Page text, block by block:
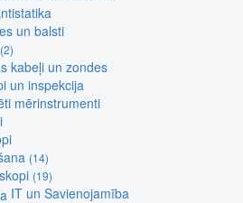
un balsti
(2)
kabeļi un zondes
un inspekcija
mērinstrumenti
(14)
(19)
IT un Savienojamība